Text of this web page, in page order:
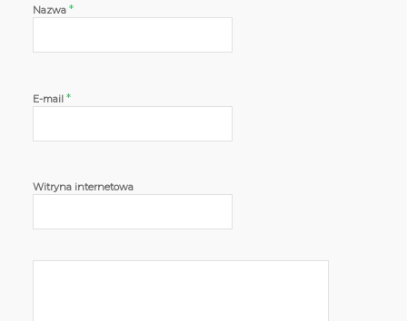
Nazwa *
E-mail *
Witryna internetowa